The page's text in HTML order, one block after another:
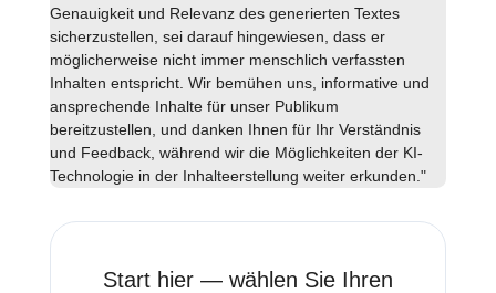
Genauigkeit und Relevanz des generierten Textes
sicherzustellen, sei darauf hingewiesen, dass er
möglicherweise nicht immer menschlich verfassten
Inhalten entspricht. Wir bemühen uns, informative und
ansprechende Inhalte für unser Publikum
bereitzustellen, und danken Ihnen für Ihr Verständnis
und Feedback, während wir die Möglichkeiten der KI-
Technologie in der Inhalteerstellung weiter erkunden."
Start hier — wählen Sie Ihren